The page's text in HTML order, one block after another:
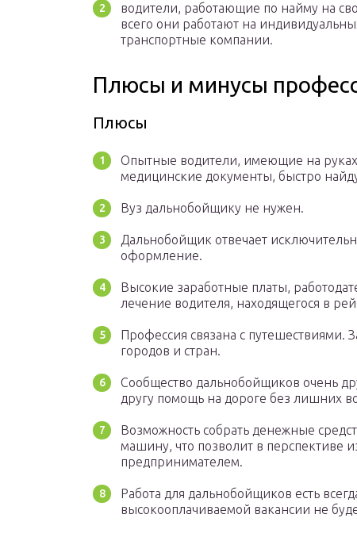
водители, работающие по найму на
всего они работают на
транспортные компании.
Плюсы и минусы
Плюсы
Опытные водители, имеющие на
медицинские документы, быстро
Вуз дальнобойщику не нужен.
Дальнобойщик отвечает
оформление.
Высокие заработные платы,
лечение водителя, находящегося в
Профессия связана с путешествиями.
городов и стран.
Сообщество дальнобойщиков очень
другу помощь на дороге без лишних
Возможность собрать денежные
машину, что позволит в перспективе
предпринимателем.
Работа для дальнобойщиков есть
высокооплачиваемой вакансии не